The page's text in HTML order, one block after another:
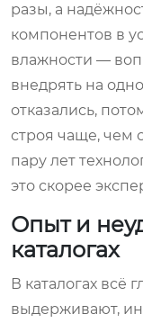
разы, а
компонентов в
влажности —
внедрять на
отказались,
строя чаще, чем
пару лет
это скорее
Опыт и
каталогах
В каталогах всё
выдерживают,